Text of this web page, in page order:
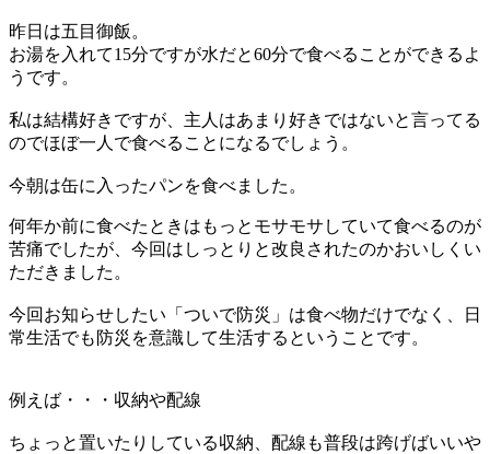
昨日は五目御飯。
お湯を入れて15分ですが水だと60分で食べることができるよ
うです。
私は結構好きですが、主人はあまり好きではないと言ってる
のでほぼ一人で食べることになるでしょう。
今朝は缶に入ったパンを食べました。
何年か前に食べたときはもっとモサモサしていて食べるのが
苦痛でしたが、今回はしっとりと改良されたのかおいしくい
ただきました。
今回お知らせしたい「ついで防災」は食べ物だけでなく、日
常生活でも防災を意識して生活するということです。
例えば・・・収納や配線
ちょっと置いたりしている収納、配線も普段は跨げばいいや